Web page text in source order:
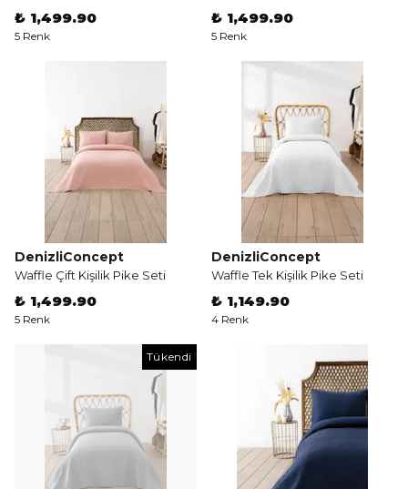
₺ 1,499.90
5 Renk
₺ 1,499.90
5 Renk
DenizliConcept
Waffle Çift Kişilik Pike Seti
₺ 1,499.90
5 Renk
DenizliConcept
Waffle Tek Kişilik Pike Seti
₺ 1,149.90
4 Renk
Tükendi